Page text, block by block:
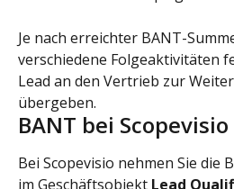
Je nach erreichter BANT-
verschiedene Folgeaktivitäten
Lead an den Vertrieb zur
übergeben.
BANT bei Scopevisio
Bei Scopevisio nehmen Sie die
im Geschäftsobjekt Lead